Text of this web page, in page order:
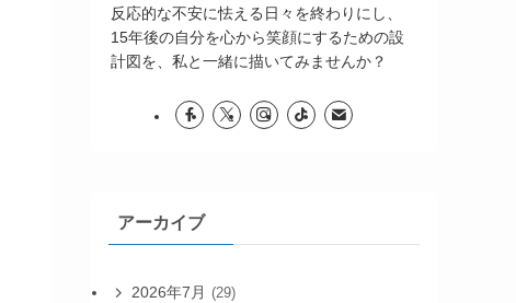
反応的な不安に怯える日々を終わりにし、
15年後の自分を心から笑顔にするための設
計図を、私と一緒に描いてみませんか？
アーカイブ
2026年7月 (29)